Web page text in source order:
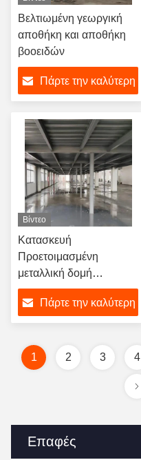
Επαφές
Βελτιωμένη γεωργική
αποθήκη και αποθήκη
βοοειδών
Πάρτε την καλύτερη
Βίντεο
Κατασκευή
Προετοιμασμένη
μεταλλική δομή
αυτοκινητοκινητοκινήτου
Πάρτε την καλύτερη
1 2 3 4